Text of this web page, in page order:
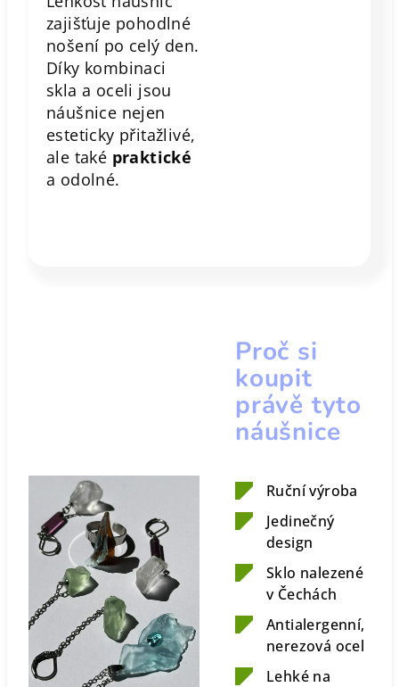
zajišťuje pohodlné
nošení po celý den.
Díky kombinaci
skla a oceli jsou
náušnice nejen
esteticky přitažlivé,
ale také praktické
a odolné.
Proč si
koupit
právě tyto
náušnice
Ruční výroba
Jedinečný
design
Sklo nalezené
v Čechách
Antialergenní,
nerezová ocel
Lehké na